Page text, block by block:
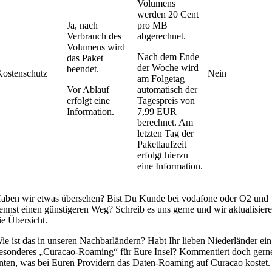
Ja, nach
Verbrauch des
Volumens wird
das Paket
beendet.
Vor Ablauf
erfolgt eine
Information.
Volumens
werden 20 Cent
pro MB
abgerechnet.
Nach dem Ende
der Woche wird
am Folgetag
automatisch der
Tagespreis von
7,99 EUR
berechnet. Am
letzten Tag der
Paketlaufzeit
erfolgt hierzu
eine Information.
Nein
wir etwas übersehen? Bist Du Kunde bei vodafone oder O2 und
einen günstigeren Weg? Schreib es uns gerne und wir
Übersicht.
ist das in unseren Nachbarländern? Habt Ihr lieben Niederländer ein
„Curacao-Roaming“ für Eure Insel? Kommentiert doch
was bei Euren Providern das Daten-Roaming auf Curacao kostet.